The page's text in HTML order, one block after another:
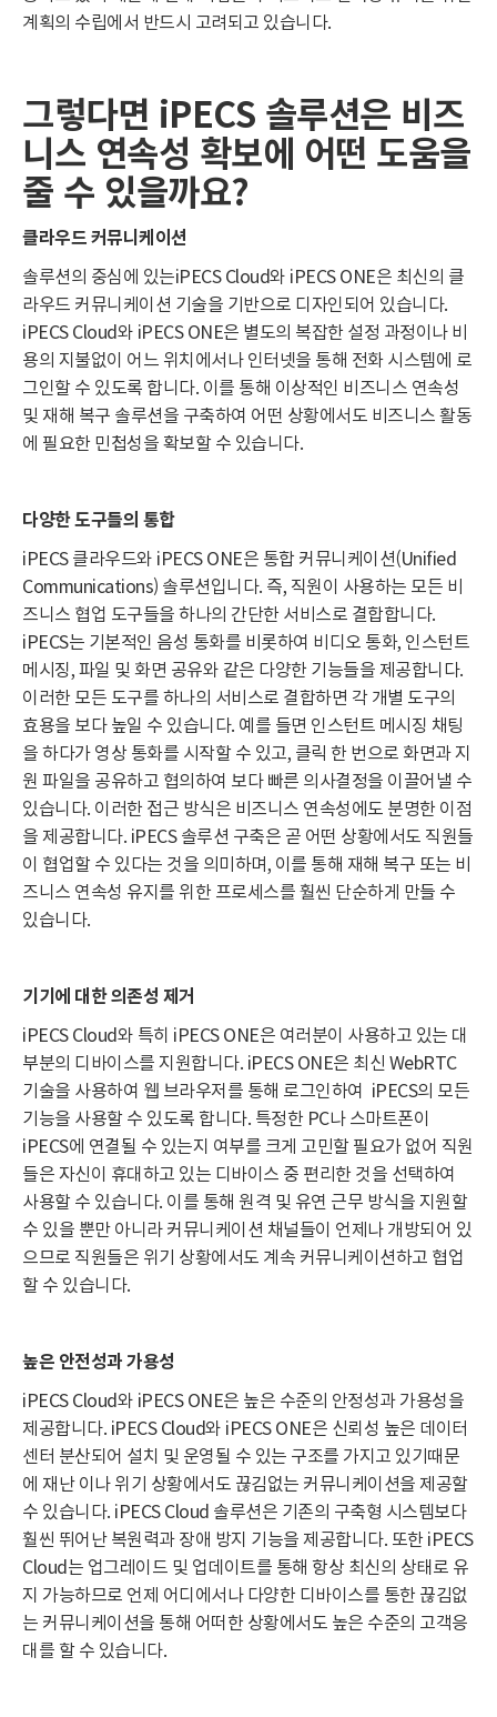
계획의 수립에서 반드시 고려되고 있습니다.
그렇다면 iPECS 솔루션은 비즈
니스 연속성 확보에 어떤 도움을
줄 수 있을까요?
클라우드 커뮤니케이션
솔루션의 중심에 있는iPECS Cloud와 iPECS ONE은 최신의 클
라우드 커뮤니케이션 기술을 기반으로 디자인되어 있습니다.
iPECS Cloud와 iPECS ONE은 별도의 복잡한 설정 과정이나 비
용의 지불없이 어느 위치에서나 인터넷을 통해 전화 시스템에 로
그인할 수 있도록 합니다. 이를 통해 이상적인 비즈니스 연속성
및 재해 복구 솔루션을 구축하여 어떤 상황에서도 비즈니스 활동
에 필요한 민첩성을 확보할 수 있습니다.
다양한 도구들의 통합
iPECS 클라우드와 iPECS ONE은 통합 커뮤니케이션(Unified
Communications) 솔루션입니다. 즉, 직원이 사용하는 모든 비
즈니스 협업 도구들을 하나의 간단한 서비스로 결합합니다.
iPECS는 기본적인 음성 통화를 비롯하여 비디오 통화, 인스턴트
메시징, 파일 및 화면 공유와 같은 다양한 기능들을 제공합니다.
이러한 모든 도구를 하나의 서비스로 결합하면 각 개별 도구의
효용을 보다 높일 수 있습니다. 예를 들면 인스턴트 메시징 채팅
을 하다가 영상 통화를 시작할 수 있고, 클릭 한 번으로 화면과 지
원 파일을 공유하고 협의하여 보다 빠른 의사결정을 이끌어낼 수
있습니다. 이러한 접근 방식은 비즈니스 연속성에도 분명한 이점
을 제공합니다. iPECS 솔루션 구축은 곧 어떤 상황에서도 직원들
이 협업할 수 있다는 것을 의미하며, 이를 통해 재해 복구 또는 비
즈니스 연속성 유지를 위한 프로세스를 훨씬 단순하게 만들 수
있습니다.
기기에 대한 의존성 제거
iPECS Cloud와 특히 iPECS ONE은 여러분이 사용하고 있는 대
부분의 디바이스를 지원합니다. iPECS ONE은 최신 WebRTC
기술을 사용하여 웹 브라우저를 통해 로그인하여 iPECS의 모든
기능을 사용할 수 있도록 합니다. 특정한 PC나 스마트폰이
iPECS에 연결될 수 있는지 여부를 크게 고민할 필요가 없어 직원
들은 자신이 휴대하고 있는 디바이스 중 편리한 것을 선택하여
사용할 수 있습니다. 이를 통해 원격 및 유연 근무 방식을 지원할
수 있을 뿐만 아니라 커뮤니케이션 채널들이 언제나 개방되어 있
으므로 직원들은 위기 상황에서도 계속 커뮤니케이션하고 협업
할 수 있습니다.
높은 안전성과 가용성
iPECS Cloud와 iPECS ONE은 높은 수준의 안정성과 가용성을
제공합니다. iPECS Cloud와 iPECS ONE은 신뢰성 높은 데이터
센터 분산되어 설치 및 운영될 수 있는 구조를 가지고 있기때문
에 재난 이나 위기 상황에서도 끊김없는 커뮤니케이션을 제공할
수 있습니다. iPECS Cloud 솔루션은 기존의 구축형 시스템보다
훨씬 뛰어난 복원력과 장애 방지 기능을 제공합니다. 또한 iPECS
Cloud는 업그레이드 및 업데이트를 통해 항상 최신의 상태로 유
지 가능하므로 언제 어디에서나 다양한 디바이스를 통한 끊김없
는 커뮤니케이션을 통해 어떠한 상황에서도 높은 수준의 고객응
대를 할 수 있습니다.